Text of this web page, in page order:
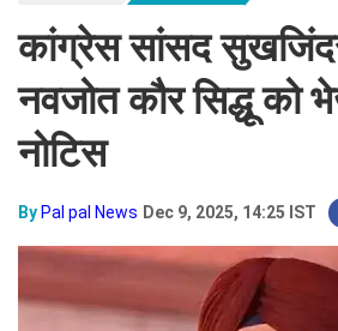
कांग्रेस सांसद
नवजोत कौर सिद्धू को
नोटिस
By Pal pal News Dec 9, 2025, 14:25 IST